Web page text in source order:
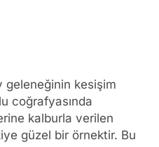
geleneğinin kesişim
coğrafyasında
kalburla verilen
güzel bir örnektir. Bu